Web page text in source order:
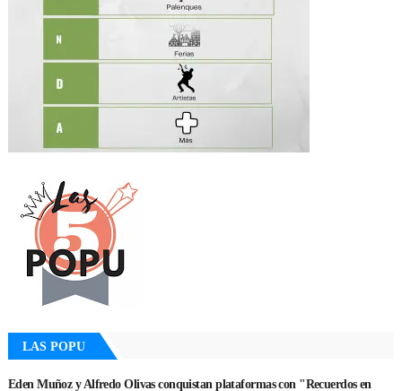
LAS POPU
Eden Muñoz y Alfredo Olivas conquistan plataformas con "Recuerdos en